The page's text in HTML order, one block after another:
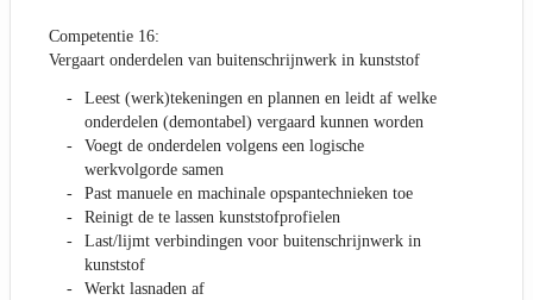
Competentie 16:
Vergaart onderdelen van buitenschrijnwerk in kunststof
Leest (werk)tekeningen en plannen en leidt af welke
onderdelen (demontabel) vergaard kunnen worden
Voegt de onderdelen volgens een logische
werkvolgorde samen
Past manuele en machinale opspantechnieken toe
Reinigt de te lassen kunststofprofielen
Last/lijmt verbindingen voor buitenschrijnwerk in
kunststof
Werkt lasnaden af